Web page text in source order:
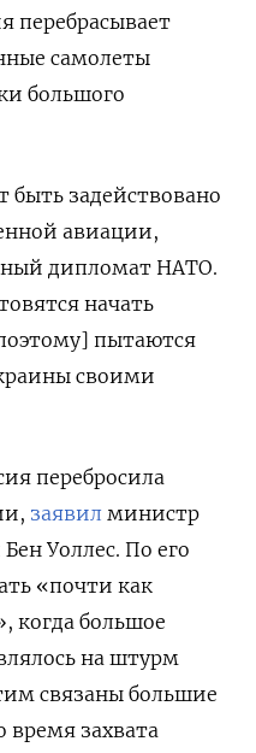
перебрасывает
самолеты
большого
быть задействовано
авиации,
дипломат НАТО.
начать
пытаются
своими
перебросила
заявил министр
Уоллес. По его
«почти как
когда большое
на штурм
связаны большие
захвата